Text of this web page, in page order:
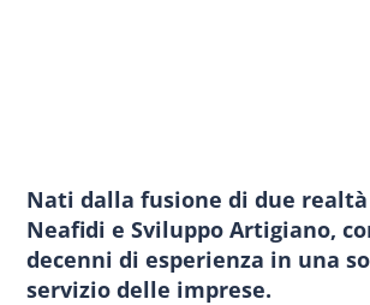
Nati dalla fusione di due
Neafidi e Sviluppo Artigiano,
decenni di esperienza in una
servizio delle imprese.